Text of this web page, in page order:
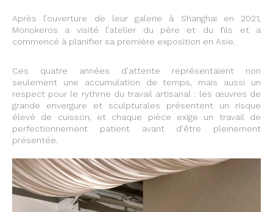
Après l’ouverture de leur galerie à Shanghai en 2021,
Monokeros a visité l’atelier du père et du fils et a
commencé à planifier sa première exposition en Asie.
Ces quatre années d’attente représentaient non
seulement une accumulation de temps, mais aussi un
respect pour le rythme du travail artisanal : les œuvres de
grande envergure et sculpturales présentent un risque
élevé de cuisson, et chaque pièce exige un travail de
perfectionnement patient avant d’être pleinement
présentée.